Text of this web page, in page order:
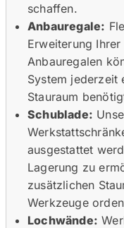
schaffen.
Anbauregale:
Erweiterung
Anbauregalen
System jederzeit
Stauraum
Schublade:
ausgestattet
Lagerung zu
zusätzlichen
Werkzeuge
Lochwände: